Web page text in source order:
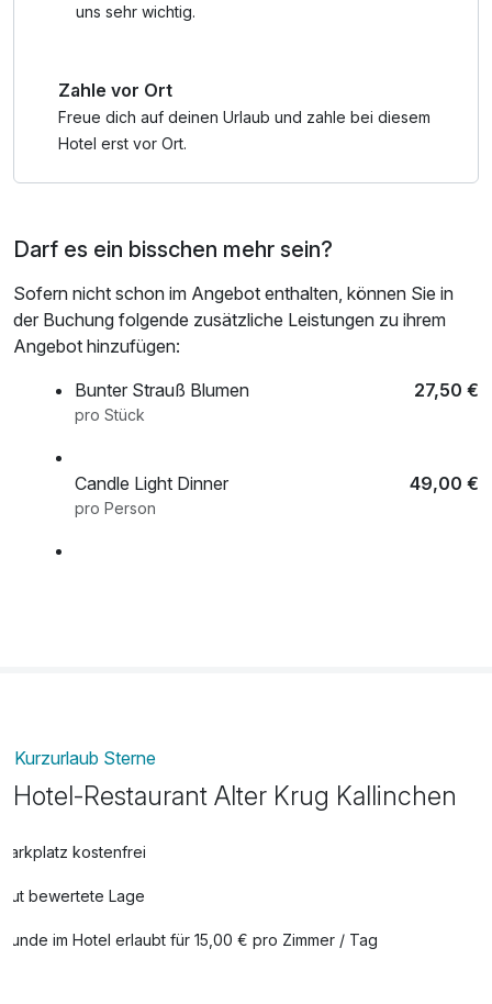
uns sehr wichtig.
Zahle vor Ort
Freue dich auf deinen Urlaub und zahle bei diesem
Hotel erst vor Ort.
Darf es ein bisschen mehr sein?
Sofern nicht schon im Angebot enthalten, können Sie in
der Buchung folgende zusätzliche Leistungen zu ihrem
Angebot hinzufügen:
Bunter Strauß Blumen
27,50 €
pro Stück
Candle Light Dinner 49,00 €
pro Person
Rückenmassage
pro Person (30 Minuten)
Kurzurlaub Sterne
Hotel-Restaurant Alter Krug Kallinchen
Parkplatz kostenfrei
Gut bewertete Lage
Hunde im Hotel erlaubt für 15,00 € pro Zimmer / Tag